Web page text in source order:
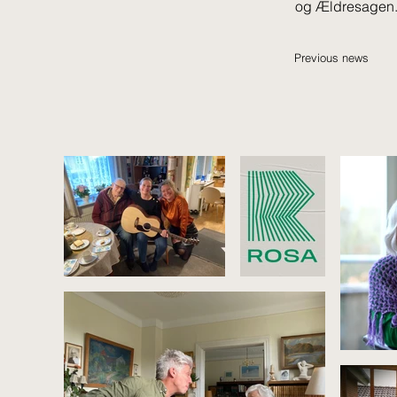
og Ældresagen.
Previous news